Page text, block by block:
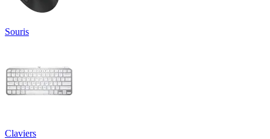
Souris
Claviers